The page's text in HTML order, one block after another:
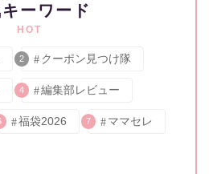
キーワード
HOT
2 クーポン見つけ隊
4 編集部レビュー
福袋2026 7 ママセレ